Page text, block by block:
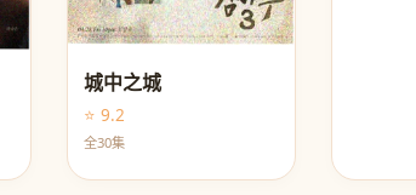
城中之城
⭐ 9.2
全30集